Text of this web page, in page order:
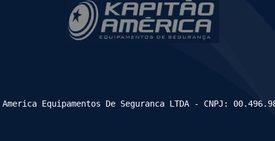
Equipamentos De Seguranca LTDA - CNPJ: